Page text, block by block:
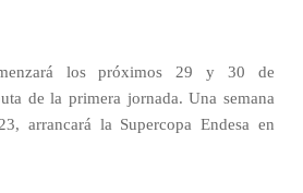
los próximos 29 y 30 de
de la primera jornada. Una semana
arrancará la Supercopa Endesa en